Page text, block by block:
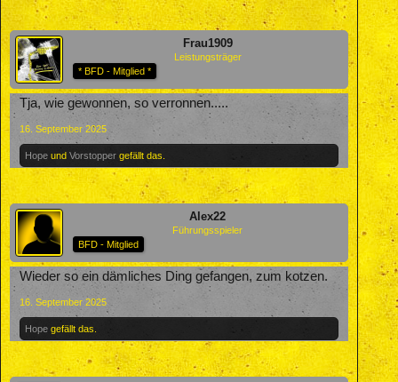
Frau1909
Leistungsträger
* BFD - Mitglied *
Tja, wie gewonnen, so verronnen.....
16. September 2025
Hope und Vorstopper gefällt das.
Alex22
Führungsspieler
BFD - Mitglied
Wieder so ein dämliches Ding gefangen, zum kotzen.
16. September 2025
Hope gefällt das.